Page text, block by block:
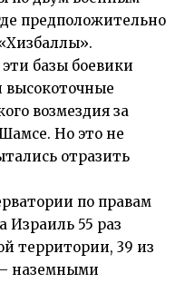
предположительно
базы боевики
высокоточные
возмездия за
Но это не
отразить
по правам
Израиль 55 раз
территории, 39 из
наземными